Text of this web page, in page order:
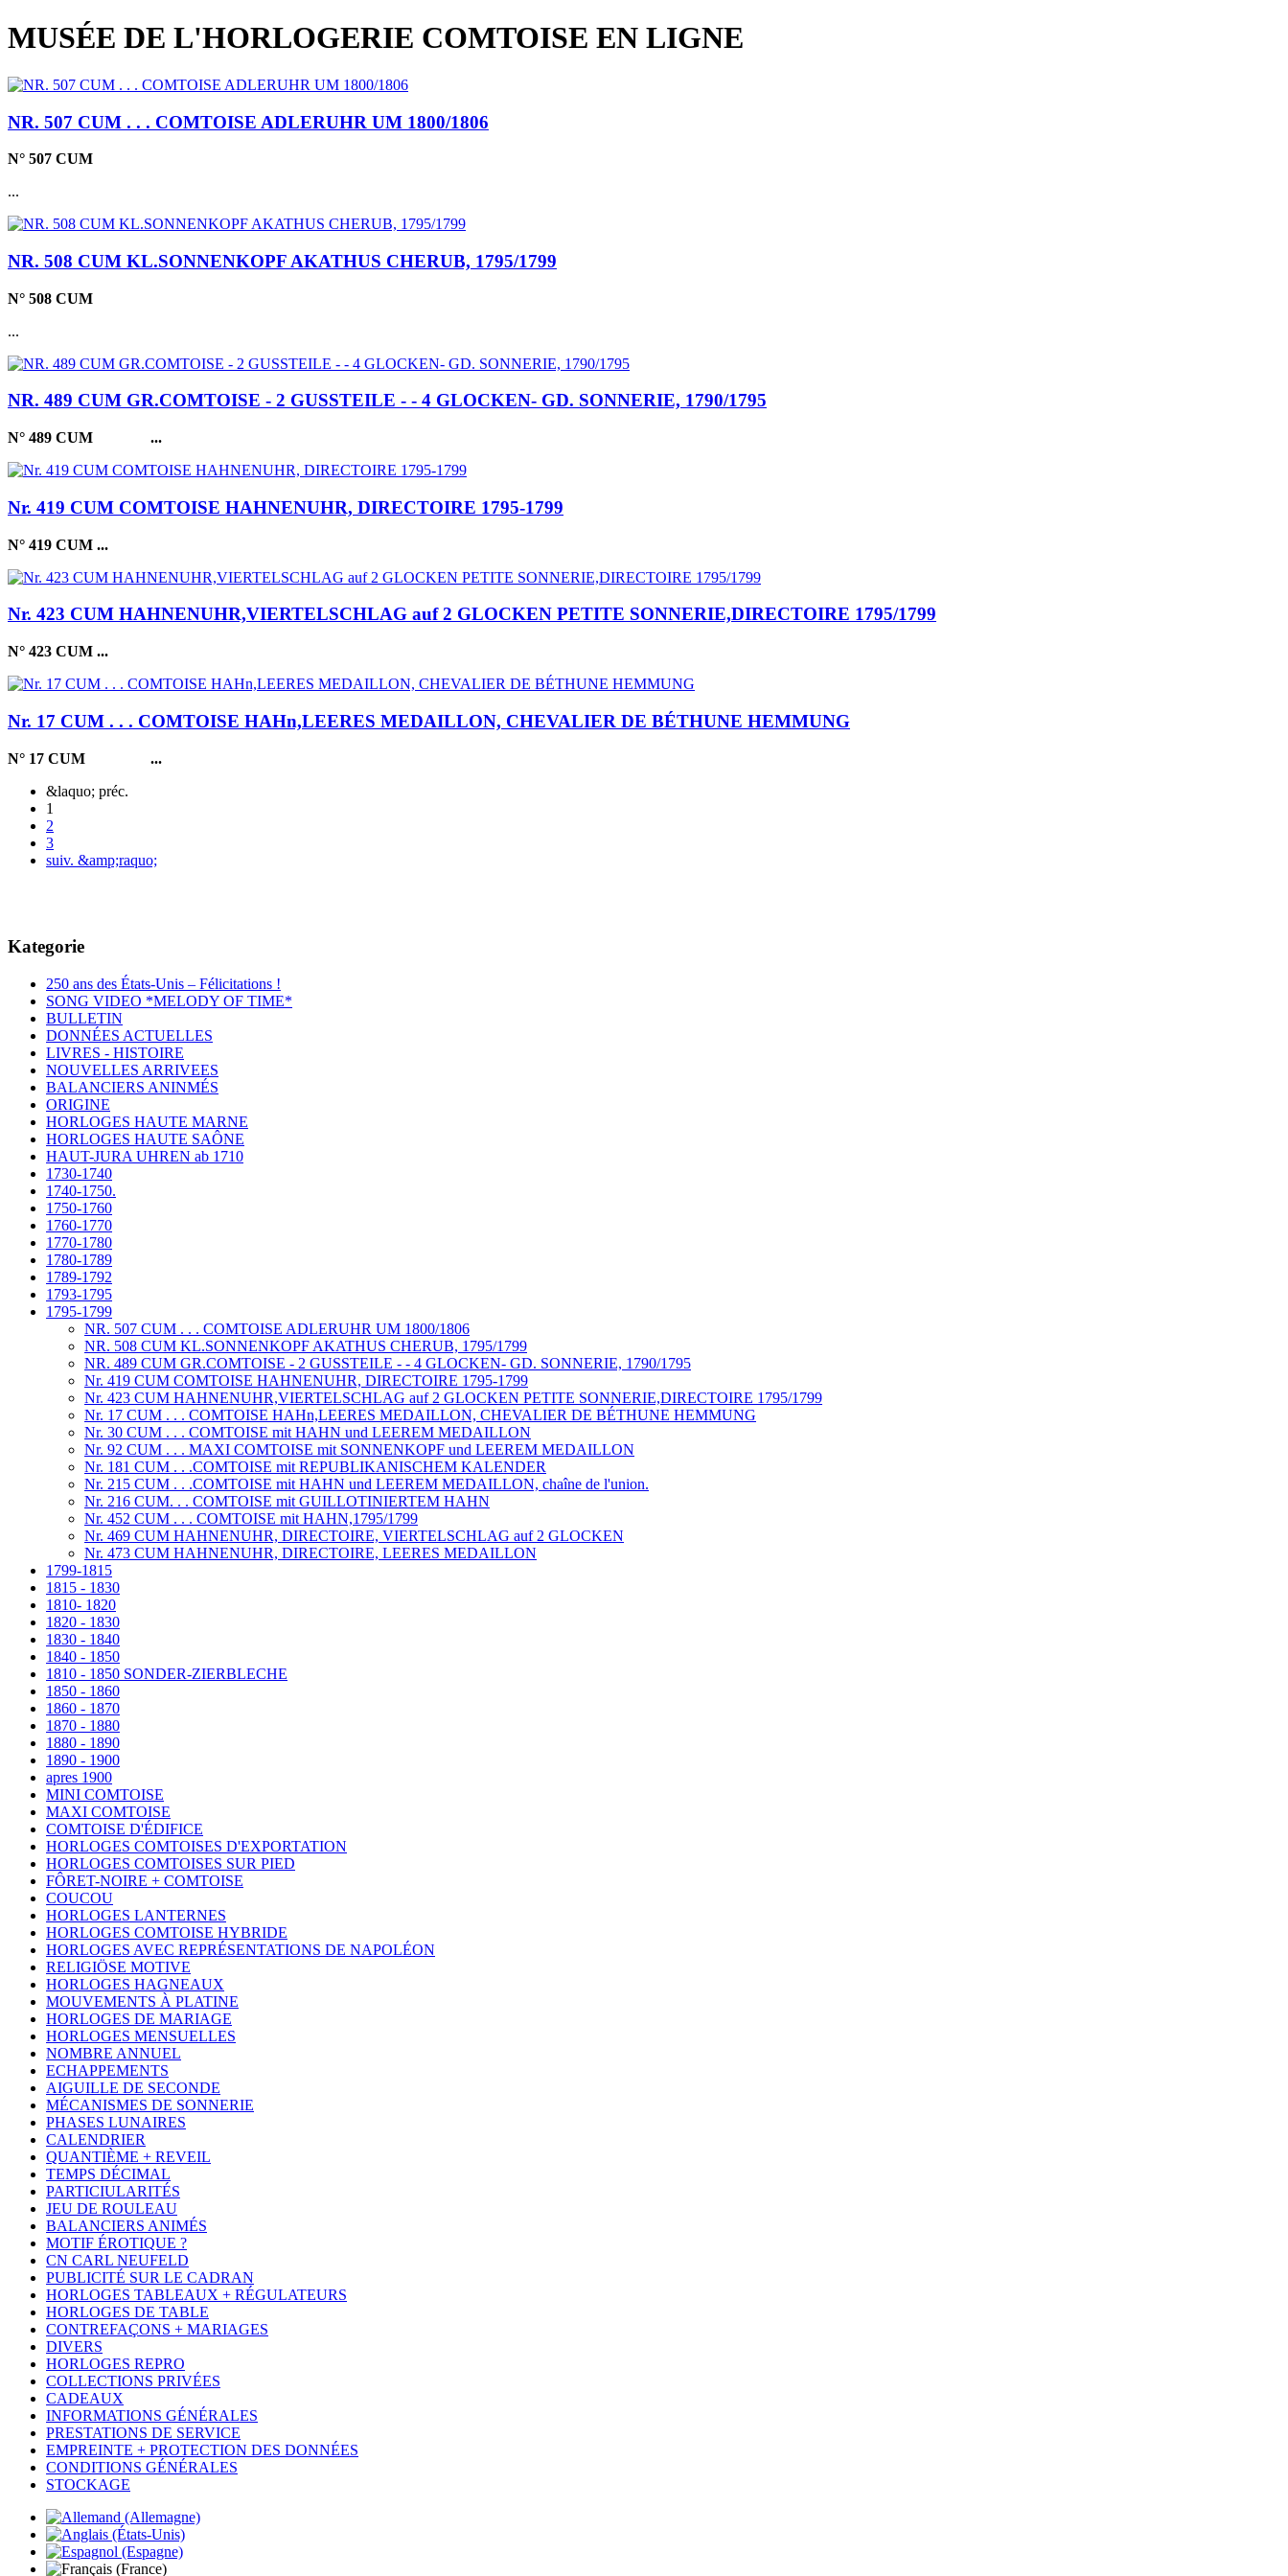
MUSÉE DE L'HORLOGERIE COMTOISE EN LIGNE
NR. 507 CUM . . . COMTOISE ADLERUHR UM 1800/1806
N° 507 CUM
...
NR. 508 CUM KL.SONNENKOPF AKATHUS CHERUB, 1795/1799
N° 508 CUM
...
NR. 489 CUM GR.COMTOISE - 2 GUSSTEILE - - 4 GLOCKEN- GD. SONNERIE, 1790/1795
N° 489 CUM ...
Nr. 419 CUM COMTOISE HAHNENUHR, DIRECTOIRE 1795-1799
N° 419 CUM ...
Nr. 423 CUM HAHNENUHR,VIERTELSCHLAG auf 2 GLOCKEN PETITE SONNERIE,DIRECTOIRE 1795/1799
N° 423 CUM ...
Nr. 17 CUM . . . COMTOISE HAHn,LEERES MEDAILLON, CHEVALIER DE BÉTHUNE HEMMUNG
N° 17 CUM ...
&laquo; préc.
1
2
3
suiv. &amp;raquo;
Kategorie
250 ans des États-Unis – Félicitations !
SONG VIDEO *MELODY OF TIME*
BULLETIN
DONNÉES ACTUELLES
LIVRES - HISTOIRE
NOUVELLES ARRIVEES
BALANCIERS ANINMÉS
ORIGINE
HORLOGES HAUTE MARNE
HORLOGES HAUTE SAÔNE
HAUT-JURA UHREN ab 1710
1730-1740
1740-1750.
1750-1760
1760-1770
1770-1780
1780-1789
1789-1792
1793-1795
1795-1799
NR. 507 CUM . . . COMTOISE ADLERUHR UM 1800/1806
NR. 508 CUM KL.SONNENKOPF AKATHUS CHERUB, 1795/1799
NR. 489 CUM GR.COMTOISE - 2 GUSSTEILE - - 4 GLOCKEN- GD. SONNERIE, 1790/1795
Nr. 419 CUM COMTOISE HAHNENUHR, DIRECTOIRE 1795-1799
Nr. 423 CUM HAHNENUHR,VIERTELSCHLAG auf 2 GLOCKEN PETITE SONNERIE,DIRECTOIRE 1795/1799
Nr. 17 CUM . . . COMTOISE HAHn,LEERES MEDAILLON, CHEVALIER DE BÉTHUNE HEMMUNG
Nr. 30 CUM . . . COMTOISE mit HAHN und LEEREM MEDAILLON
Nr. 92 CUM . . . MAXI COMTOISE mit SONNENKOPF und LEEREM MEDAILLON
Nr. 181 CUM . . .COMTOISE mit REPUBLIKANISCHEM KALENDER
Nr. 215 CUM . . .COMTOISE mit HAHN und LEEREM MEDAILLON, chaîne de l'union.
Nr. 216 CUM. . . COMTOISE mit GUILLOTINIERTEM HAHN
Nr. 452 CUM . . . COMTOISE mit HAHN,1795/1799
Nr. 469 CUM HAHNENUHR, DIRECTOIRE, VIERTELSCHLAG auf 2 GLOCKEN
Nr. 473 CUM HAHNENUHR, DIRECTOIRE, LEERES MEDAILLON
1799-1815
1815 - 1830
1810- 1820
1820 - 1830
1830 - 1840
1840 - 1850
1810 - 1850 SONDER-ZIERBLECHE
1850 - 1860
1860 - 1870
1870 - 1880
1880 - 1890
1890 - 1900
apres 1900
MINI COMTOISE
MAXI COMTOISE
COMTOISE D'ÉDIFICE
HORLOGES COMTOISES D'EXPORTATION
HORLOGES COMTOISES SUR PIED
FÔRET-NOIRE + COMTOISE
COUCOU
HORLOGES LANTERNES
HORLOGES COMTOISE HYBRIDE
HORLOGES AVEC REPRÉSENTATIONS DE NAPOLÉON
RELIGIÖSE MOTIVE
HORLOGES HAGNEAUX
MOUVEMENTS À PLATINE
HORLOGES DE MARIAGE
HORLOGES MENSUELLES
NOMBRE ANNUEL
ECHAPPEMENTS
AIGUILLE DE SECONDE
MÉCANISMES DE SONNERIE
PHASES LUNAIRES
CALENDRIER
QUANTIÈME + REVEIL
TEMPS DÉCIMAL
PARTICIULARITÉS
JEU DE ROULEAU
BALANCIERS ANIMÉS
MOTIF ÉROTIQUE ?
CN CARL NEUFELD
PUBLICITÉ SUR LE CADRAN
HORLOGES TABLEAUX + RÉGULATEURS
HORLOGES DE TABLE
CONTREFAÇONS + MARIAGES
DIVERS
HORLOGES REPRO
COLLECTIONS PRIVÉES
CADEAUX
INFORMATIONS GÉNÉRALES
PRESTATIONS DE SERVICE
EMPREINTE + PROTECTION DES DONNÉES
CONDITIONS GÉNÉRALES
STOCKAGE